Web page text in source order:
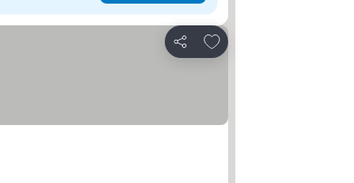
Partilhar
Adicionar aos favoritos